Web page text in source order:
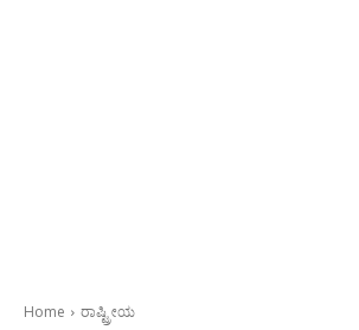
Home ರಾಷ್ಟ್ರೀಯ